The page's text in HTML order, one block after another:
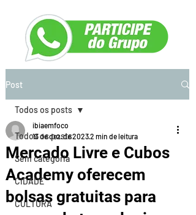
Post
Todos os posts
Sem categoria
CIDADE
CULTURA
Todos os posts
Mercado Livre e Cubos
Academy oferecem
bolsas gratuitas para
ibiaemfoco
13 de dez. de 20232 min de leitura